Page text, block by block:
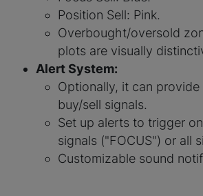
Position Sell: Pink.
Overbought/oversold
plots are visually
Alert System:
Optionally, it can
buy/sell signals.
Set up alerts to trigger
signals ("FOCUS") or all
Customizable sound